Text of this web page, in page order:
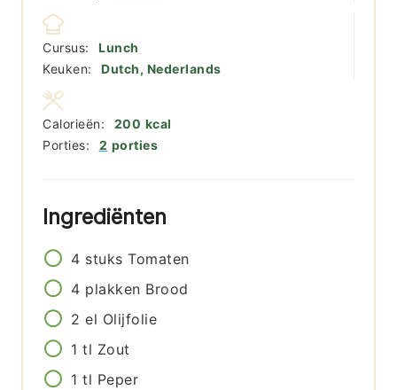
Cursus:
Lunch
Keuken:
Dutch, Nederlands
Porties: 2 porties
Calorieën: 200 kcal
Ingrediënten
4 stuks Tomaten
4 plakken Brood
2 el Olijfolie
1 tl Zout
1 tl Peper